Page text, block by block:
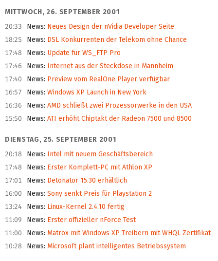
MITTWOCH, 26. SEPTEMBER 2001
20:33
News: Neues Design der nVidia Developer Seite
18:25
News: DSL Konkurrenten der Telekom ohne Chance
17:48
News: Update für WS_FTP Pro
17:46
News: Internet aus der Steckdose in Mannheim
17:40
News: Preview vom RealOne Player verfügbar
16:57
News: Windows XP Launch in New York
16:36
News: AMD schließt zwei Prozessorwerke in den USA
15:50
News: ATI erhöht Chiptakt der Radeon 7500 und 8500
DIENSTAG, 25. SEPTEMBER 2001
20:18
News: Intel mit neuem Geschäftsbereich
17:48
News: Erster Komplett-PC mit Athlon XP
17:01
News: Detonator 15.30 erhältlich
16:00
News: Sony senkt Preis für Playstation 2
13:24
News: Linux-Kernel 2.4.10 fertig
11:09
News: Erster offizieller nForce Test
11:00
News: Matrox mit Windows XP Treibern mit WHQL Zertifikat
10:28
News: Microsoft plant intelligentes Betriebssystem